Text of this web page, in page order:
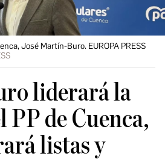
José Martín-Buro. EUROPA PRESS
liderará la
PP de Cuenca,
listas y